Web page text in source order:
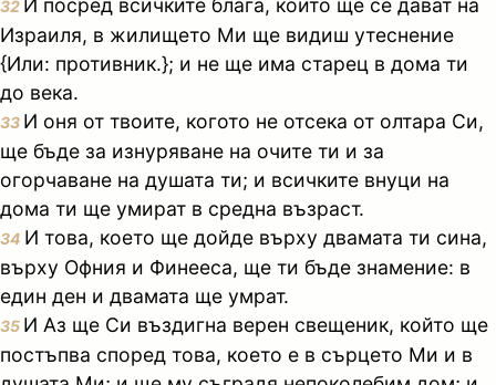
32 И посред всичките блага, които ще се дават на
Израиля, в жилището Ми ще видиш утеснение
{Или: противник.}; и не ще има старец в дома ти
до века.
33 И оня от твоите, когото не отсека от олтара Си,
ще бъде за изнуряване на очите ти и за
огорчаване на душата ти; и всичките внуци на
дома ти ще умират в средна възраст.
34 И това, което ще дойде върху двамата ти сина,
върху Офния и Финееса, ще ти бъде знамение: в
един ден и двамата ще умрат.
35 И Аз ще Си въздигна верен свещеник, който ще
постъпва според това, което е в сърцето Ми и в